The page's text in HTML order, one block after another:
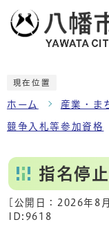
現在位置
ホーム 産業・ま
競争入札等参加資格
指名停
[公開日： 2026年8
ID:9618